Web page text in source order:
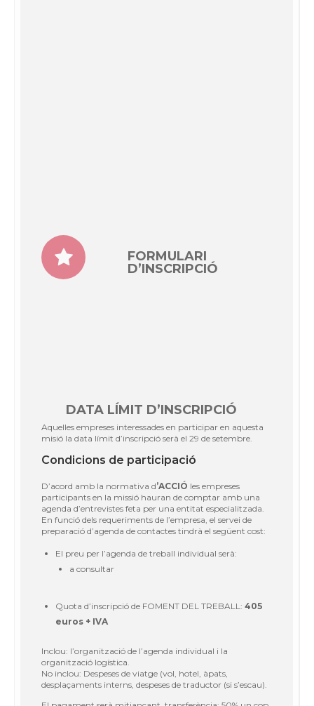
FORMULARI
D’INSCRIPCIÓ
DATA LÍMIT D’INSCRIPCIÓ
Aquelles empreses interessades en participar en aquesta
misió la data límit d’inscripció serà el 29 de setembre.
Condicions de participació
D’acord amb la normativa d’ACCIÓ les empreses
participants en la missió hauran de comptar amb una
agenda d’entrevistes feta per una entitat especialitzada.
En funció dels requeriments de l’empresa, el servei de
preparació d’agenda de contactes tindrà el següent cost:
El preu per l’agenda de treball individual serà:
a consultar
Quota d’inscripció de FOMENT DEL TREBALL: 405
euros + IVA
Inclou: l’organització de l’agenda individual i la
organització logística.
No inclou: Despeses de viatge (vol, hotel, àpats,
desplaçaments interns, despeses de traductor (si s’escau).